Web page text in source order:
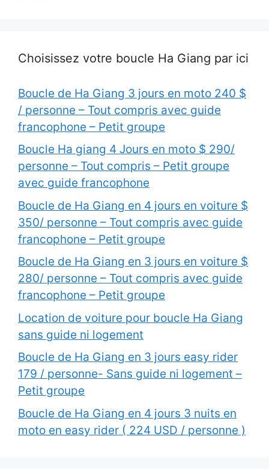
Choisissez votre boucle Ha Giang par ici
Boucle de Ha Giang 3 jours en moto 240 $
/ personne – Tout compris avec guide
francophone – Petit groupe
Boucle Ha giang 4 Jours en moto $ 290/
personne – Tout compris – Petit groupe
avec guide francophone
Boucle de Ha Giang en 4 jours en voiture $
350/ personne – Tout compris avec guide
francophone – Petit groupe
Boucle de Ha Giang en 3 jours en voiture $
280/ personne – Tout compris avec guide
francophone – Petit groupe
Location de voiture pour boucle Ha Giang
sans guide ni logement
Boucle de Ha Giang en 3 jours easy rider
179 / personne- Sans guide ni logement –
Petit groupe
Boucle de Ha Giang en 4 jours 3 nuits en
moto en easy rider ( 224 USD / personne )